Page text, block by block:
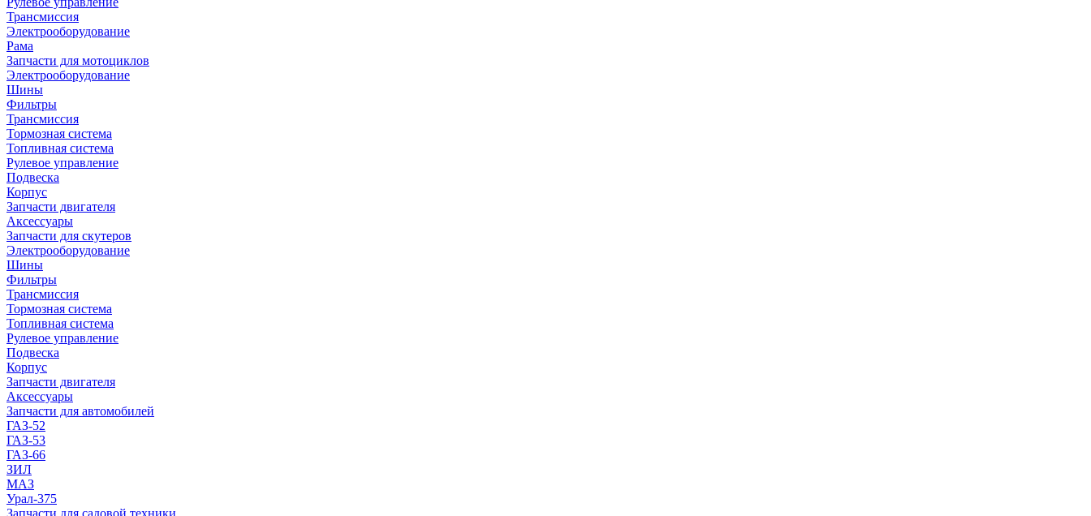
Трансмиссия
Электрооборудование
Рама
Запчасти для мотоциклов
Электрооборудование
Шины
Фильтры
Трансмиссия
Тормозная система
Топливная система
Рулевое управление
Подвеска
Корпус
Запчасти двигателя
Аксессуары
Запчасти для скутеров
Электрооборудование
Шины
Фильтры
Трансмиссия
Тормозная система
Топливная система
Рулевое управление
Подвеска
Корпус
Запчасти двигателя
Аксессуары
Запчасти для автомобилей
ГАЗ-52
ГАЗ-53
ГАЗ-66
ЗИЛ
МАЗ
Урал-375
Запчасти для садовой техники